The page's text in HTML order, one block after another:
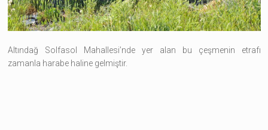
Altındağ Solfasol Mahallesi’nde yer alan bu çeşmenin etrafı
zamanla harabe haline gelmiştir.